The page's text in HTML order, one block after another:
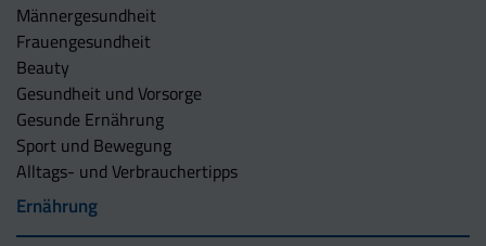
Männergesundheit
Frauengesundheit
Beauty
Gesundheit und Vorsorge
Gesunde Ernährung
Sport und Bewegung
Alltags- und Verbrauchertipps
Ernährung